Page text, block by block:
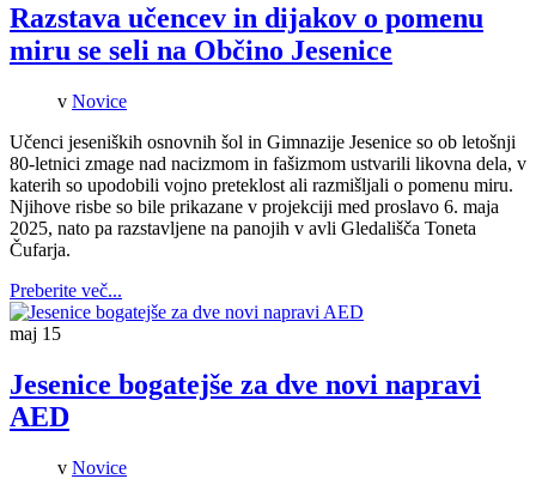
Razstava učencev in dijakov o pomenu
miru se seli na Občino Jesenice
v Novice
Učenci jeseniških osnovnih šol in Gimnazije Jesenice so ob letošnji
80-letnici zmage nad nacizmom in fašizmom ustvarili likovna dela, v
katerih so upodobili vojno preteklost ali razmišljali o pomenu miru.
Njihove risbe so bile prikazane v projekciji med proslavo 6. maja
2025, nato pa razstavljene na panojih v avli Gledališča Toneta
Čufarja.
Preberite več...
maj 15
Jesenice bogatejše za dve novi napravi
AED
v Novice